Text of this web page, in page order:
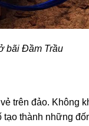
bãi Đầm Trầu
trên đảo. Không
thành những